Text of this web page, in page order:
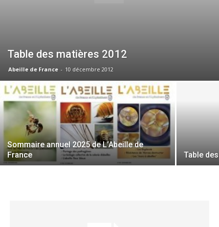
Table des matières 2012
Abeille de France - 10 décembre 2012
Sommaire annuel 2025 de L’Abeille de
France
Table